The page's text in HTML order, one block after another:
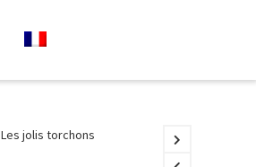
Les jolis torchons